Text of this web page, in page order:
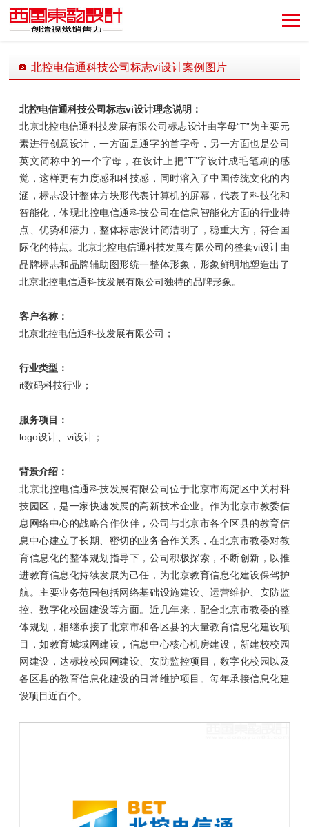
创造视觉销售力！
北控电信通科技公司标志vi设计案例图片
北控电信通科技公司标志vi设计理念说明：
北京北控电信通科技发展有限公司标志设计由字母“T”为主要元
素进行创意设计，一方面是通字的首字母，另一方面也是公司
英文简称中的一个字母，在设计上把“T”字设计成毛笔刷的感
觉，这样更有力度感和科技感，同时溶入了中国传统文化的内
涵，标志设计整体方块形代表计算机的屏幕，代表了科技化和
智能化，体现北控电信通科技公司在信息智能化方面的行业特
点、优势和潜力，整体标志设计简洁明了，稳重大方，符合国
际化的特点。北京北控电信通科技发展有限公司的整套vi设计由
品牌标志和品牌辅助图形统一整体形象，形象鲜明地塑造出了
北京北控电信通科技发展有限公司独特的品牌形象。
客户名称：
北京北控电信通科技发展有限公司；
行业类型：
it数码科技行业；
服务项目：
logo设计、vi设计；
背景介绍：
北京北控电信通科技发展有限公司位于北京市海淀区中关村科
技园区，是一家快速发展的高新技术企业。作为北京市教委信
息网络中心的战略合作伙伴，公司与北京市各个区县的教育信
息中心建立了长期、密切的业务合作关系，在北京市教委对教
育信息化的整体规划指导下，公司积极探索，不断创新，以推
进教育信息化持续发展为己任，为北京教育信息化建设保驾护
航。主要业务范围包括网络基础设施建设、运营维护、安防监
控、数字化校园建设等方面。近几年来，配合北京市教委的整
体规划，相继承接了北京市和各区县的大量教育信息化建设项
目，如教育城域网建设，信息中心核心机房建设，新建校校园
网建设，达标校校园网建设、安防监控项目，数字化校园以及
各区县的教育信息化建设的日常维护项目。每年承接信息化建
设项目近百个。